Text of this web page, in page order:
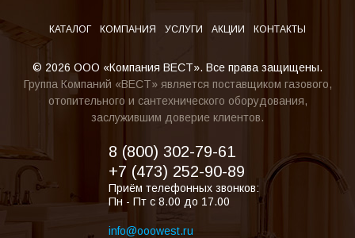
КАТАЛОГ КОМПАНИЯ УСЛУГИ АКЦИИ КОНТАКТЫ
© 2026 ООО «Компания ВЕСТ». Все права защищены.
Группа Компаний «ВЕСТ» является поставщиком газового,
отопительного и сантехнического оборудования,
заслужившим доверие клиентов.
8 (800) 302-79-61
+7 (473) 252-90-89
Приём телефонных звонков:
Пн - Пт с 8.00 до 17.00
info@ooowest.ru